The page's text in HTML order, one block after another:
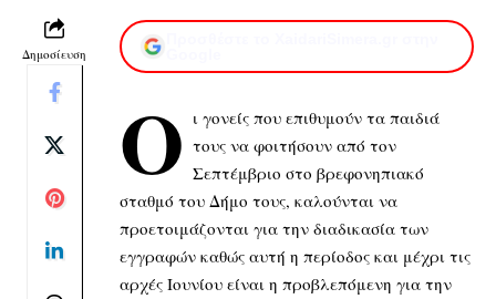
Δημοσίευση
Ο ι γονείς που επιθυμούν τα παιδιά
τους να φοιτήσουν από τον
Σεπτέμβριο στο βρεφονηπιακό
σταθμό του Δήμο τους, καλούνται να
προετοιμάζονται για την διαδικασία των
εγγραφών καθώς αυτή η περίοδος και μέχρι τις
αρχές Ιουνίου είναι η προβλεπόμενη για την